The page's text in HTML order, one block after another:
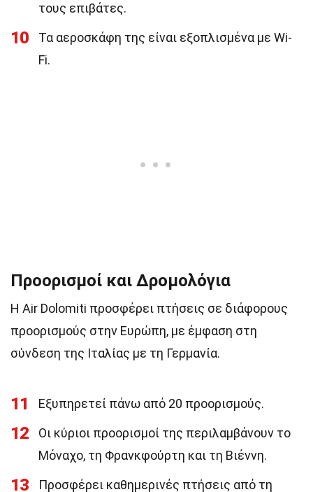
τους επιβάτες.
10
Τα αεροσκάφη της είναι εξοπλισμένα με Wi-
Fi.
Προορισμοί και Δρομολόγια
Η Air Dolomiti προσφέρει πτήσεις σε διάφορους
προορισμούς στην Ευρώπη, με έμφαση στη
σύνδεση της Ιταλίας με τη Γερμανία.
11 Εξυπηρετεί πάνω από 20 προορισμούς.
12
Οι κύριοι προορισμοί της περιλαμβάνουν το
Μόναχο, τη Φρανκφούρτη και τη Βιέννη.
13 Προσφέρει καθημερινές πτήσεις από τη